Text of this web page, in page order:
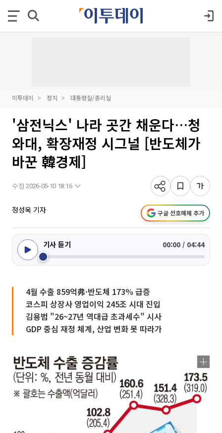
이투데이 정치 대통령실/총리실
'삼전닉스' 나라 곳간 채운다…청
와대, 확장재정 시그널 [반도체가
바꾼 韓경제]
수정 2026-05-10 18:16
정성욱 기자 구글 선호매체 추가
기사 듣기 00:00 / 04:44
4월 수출 859억弗·반도체 173% 급증
코스피 상장사 영업이익 245조 시대 진입
김용범 "26~27년 역대급 초과세수" 시사
GDP 중심 재정 체계, 산업 변화 못 따라가